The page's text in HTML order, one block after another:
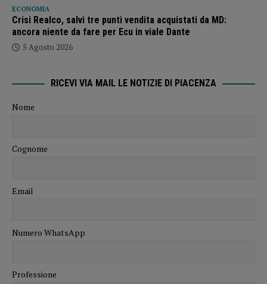
ECONOMIA
Crisi Realco, salvi tre punti vendita acquistati da MD:
ancora niente da fare per Ecu in viale Dante
5 Agosto 2026
RICEVI VIA MAIL LE NOTIZIE DI PIACENZA
Nome
Cognome
Email
Numero WhatsApp
Professione